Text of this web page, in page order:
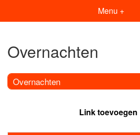
Menu +
Overnachten
Overnachten
Link toevoegen